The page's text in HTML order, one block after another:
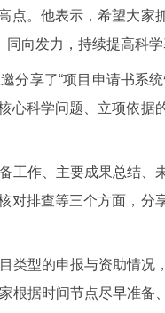
点。 他表示，希望大家
同向发力，持续提高科学
分享了“项目申请书系
心科学问题、立项依据
工作、主要成果总结、
对排查等三个方面，分
类型的申报与资助情况
根据时间节点尽早准备